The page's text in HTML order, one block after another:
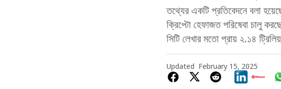
তথ্যের একটি প্রতিবেদনে বলা
ক্রিপ্টো হেফাজত পরিষেবা চালু
সিটি লেখার মতো প্রায় ২.১৪
Updated February 15, 2025